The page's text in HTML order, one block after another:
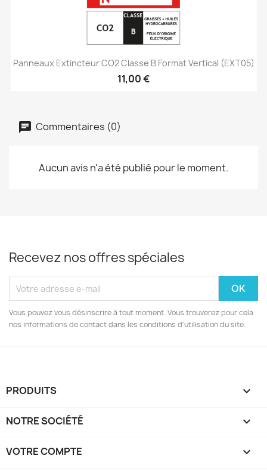
Panneaux Extincteur CO2 Classe B Format Vertical (EXT05)
11,00 €
Commentaires (0)
Aucun avis n'a été publié pour le moment.
Recevez nos offres spéciales
Vous pouvez vous désinscrire à tout moment. Vous trouverez pour cela
nos informations de contact dans les conditions d'utilisation du site.
PRODUITS 
NOTRE SOCIÉTÉ 
VOTRE COMPTE 